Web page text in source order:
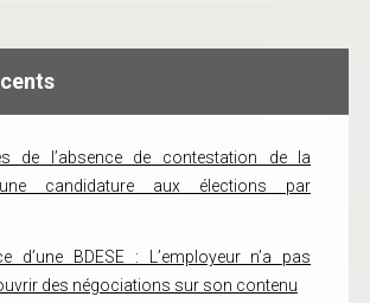
de l’absence de contestation de la
candidature aux élections par
d’une BDESE : L’employeur n’a pas
des négociations sur son contenu